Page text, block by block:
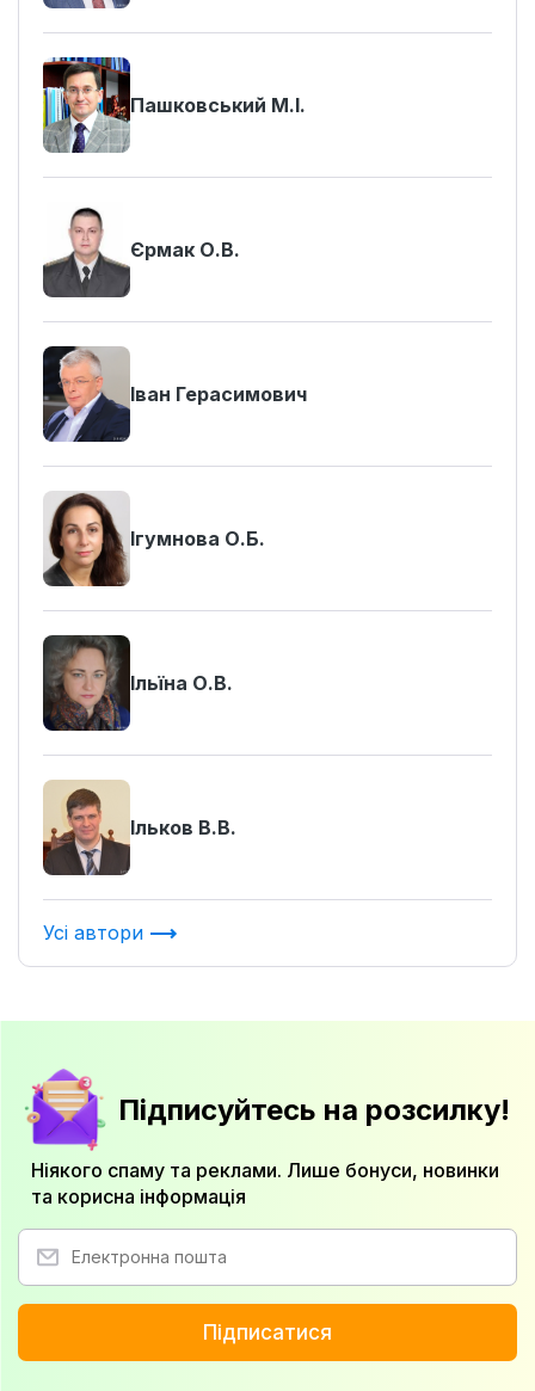
Пашковський М.І.
Єрмак О.В.
Іван Герасимович
Ігумнова О.Б.
Ільїна О.В.
Ільков В.В.
Усі автори
Підписуйтесь на розсилку!
Ніякого спаму та реклами. Лише бонуси, новинки
та корисна інформація
Підписатися